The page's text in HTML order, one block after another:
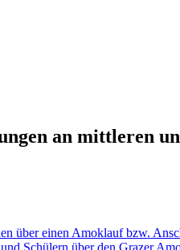
an mittleren
über einen Amoklauf bzw.
Schülern über den Grazer